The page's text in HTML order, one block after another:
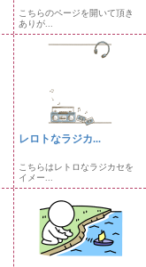
こちらのページを開いて頂き
ありが...
レロトなラジカ...
こちらはレトロなラジカセを
イメー...